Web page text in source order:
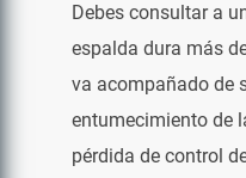
Debes consultar a
espalda dura más
va acompañado de
entumecimiento de
pérdida de control